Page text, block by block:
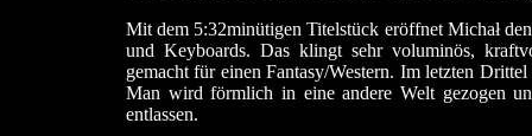
Mit dem 5:32minütigen Titelstück eröffnet Michał
und Keyboards. Das klingt sehr voluminös,
gemacht für einen Fantasy/Western. Im letzten
Man wird förmlich in eine andere Welt gezogen
entlassen.